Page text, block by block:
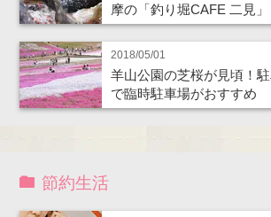
摩の「釣り堀CAFE 二見」
2018/05/01
羊山公園の芝桜が見頃！
で臨時駐車場がおすすめ
節約生活